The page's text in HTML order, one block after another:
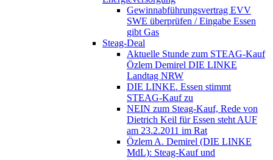
Gewinnabführungsvertrag EVV
SWE überprüfen / Eingabe Essen
gibt Gas
Steag-Deal
Aktuelle Stunde zum STEAG-Kauf
Özlem Demirel DIE LINKE
Landtag NRW
DIE LINKE. Essen stimmt
STEAG-Kauf zu
NEIN zum Steag-Kauf, Rede von
Dietrich Keil für Essen steht AUF
am 23.2.2011 im Rat
Özlem A. Demirel (DIE LINKE
MdL): Steag-Kauf und